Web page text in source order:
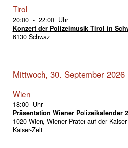
Tirol
20:00 - 22:00 Uhr
Konzert der Polizeimusik Tirol in
6130 Schwaz
Mittwoch, 30. September 2026
Wien
18:00 Uhr
Präsentation Wiener Polizeikalender
1020 Wien, Wiener Prater auf der
Kaiser-Zelt